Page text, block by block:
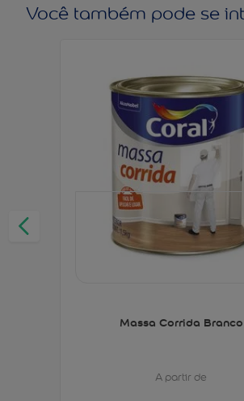
Você também pode se
Massa Corrida Branco
A partir de